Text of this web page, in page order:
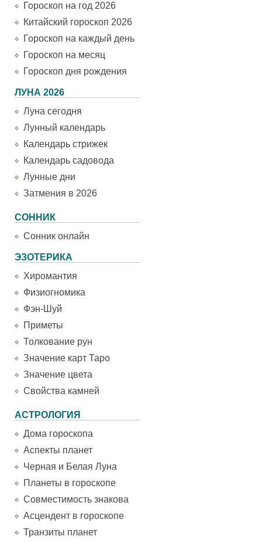
Гороскоп на год 2026
Китайский гороскоп 2026
Гороскоп на каждый день
Гороскоп на месяц
Гороскоп дня рождения
ЛУНА 2026
Луна сегодня
Лунный календарь
Календарь стрижек
Календарь садовода
Лунные дни
Затмения в 2026
СОННИК
Сонник онлайн
ЭЗОТЕРИКА
Хиромантия
Физиогномика
Фэн-Шуй
Приметы
Толкование рун
Значение карт Таро
Значение цвета
Свойства камней
АСТРОЛОГИЯ
Дома гороскопа
Аспекты планет
Черная и Белая Луна
Планеты в гороскопе
Совместимость знакова
Асцендент в гороскопе
Транзиты планет